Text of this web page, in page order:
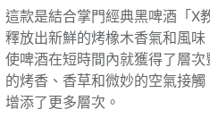
這款是結合掌門經典黑啤酒「X
釋放出新鮮的烤橡木香氣和風
使啤酒在短時間內就獲得了層
的烤香、香草和微妙的空氣接
增添了更多層次。